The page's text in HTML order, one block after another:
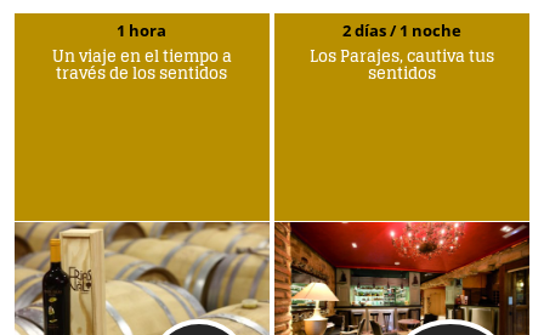
1 hora
Un viaje en el tiempo a
través de los sentidos
2 días / 1 noche
Los Parajes, cautiva tus
sentidos